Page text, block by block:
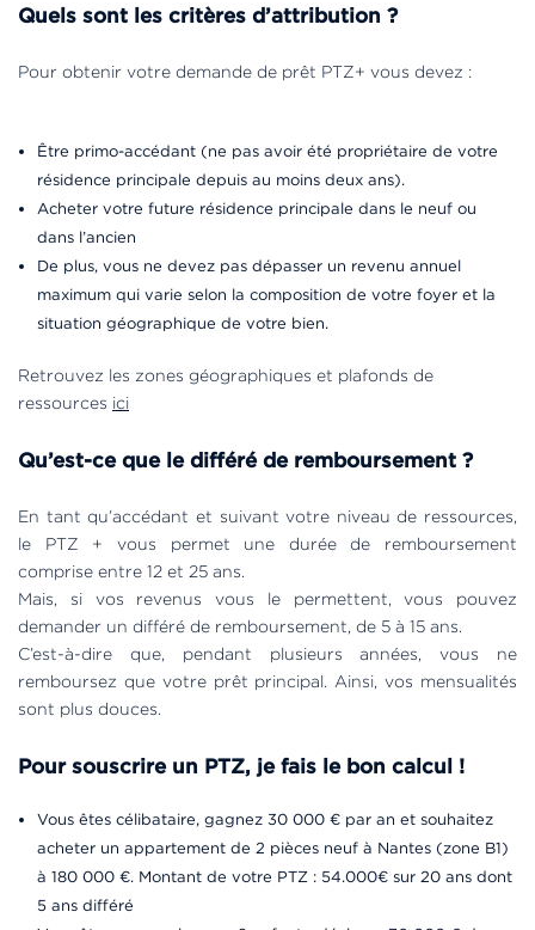
Quels sont les critères d’attribution ?
Pour obtenir votre demande de prêt PTZ+ vous devez :
Être primo-accédant (ne pas avoir été propriétaire de votre
résidence principale depuis au moins deux ans).
Acheter votre future résidence principale dans le neuf ou
dans l’ancien
De plus, vous ne devez pas dépasser un revenu annuel
maximum qui varie selon la composition de votre foyer et la
situation géographique de votre bien.
Retrouvez les zones géographiques et plafonds de
ressources ici
Qu’est-ce que le différé de remboursement ?
En tant qu’accédant et suivant votre niveau de ressources,
le PTZ + vous permet une durée de remboursement
comprise entre 12 et 25 ans.
Mais, si vos revenus vous le permettent, vous pouvez
demander un différé de remboursement, de 5 à 15 ans.
C’est-à-dire que, pendant plusieurs années, vous ne
remboursez que votre prêt principal. Ainsi, vos mensualités
sont plus douces.
Pour souscrire un PTZ, je fais le bon calcul !
Vous êtes célibataire, gagnez 30 000 € par an et souhaitez
acheter un appartement de 2 pièces neuf à Nantes (zone B1)
à 180 000 €. Montant de votre PTZ : 54.000€ sur 20 ans dont
5 ans différé